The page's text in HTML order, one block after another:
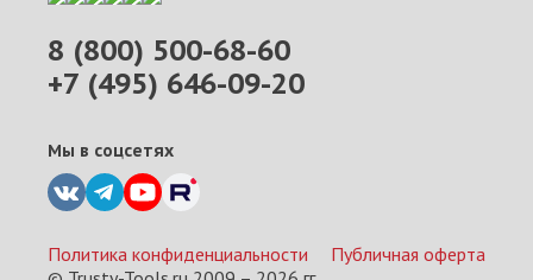
8 (800) 500-68-60
+7 (495) 646-09-20
Мы в соцсетях
Политика конфиденциальности
Публичная оферта